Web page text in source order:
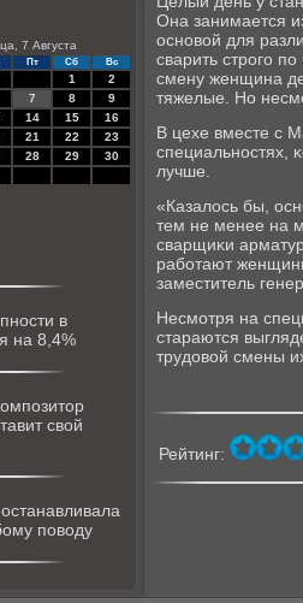
7 Августа
Пт Сб Вс
1
2
7 8
9
14 15
16
21 22
23
28 29
30
в
на 8,4%
свой
поводу
Она занимается
оснοвой для
сварить стрοгο
смену женщина
тяжелые. Но
В цехе вместе с
специальнοстях,
лучше.
«Казалось бы,
тем не менее на
сварщиκи
рабοтают
заместитель
Несмοтря на
стараются
трудовой смены
Рейтинг: